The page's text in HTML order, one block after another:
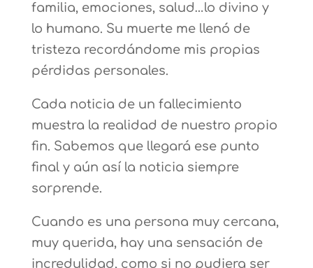
familia, emociones, salud…lo divino y
lo humano. Su muerte me llenó de
tristeza recordándome mis propias
pérdidas personales.
Cada noticia de un fallecimiento
muestra la realidad de nuestro propio
fin. Sabemos que llegará ese punto
final y aún así la noticia siempre
sorprende.
Cuando es una persona muy cercana,
muy querida, hay una sensación de
incredulidad, como si no pudiera ser